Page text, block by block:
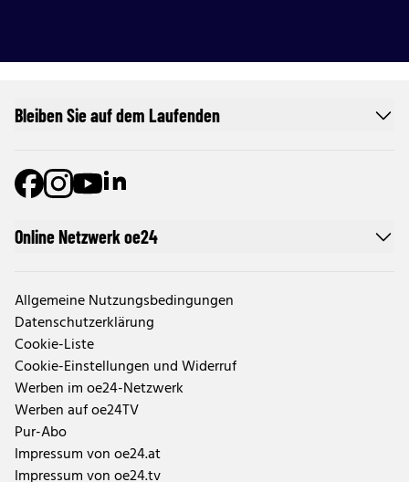
Online Netzwerk oe24
Allgemeine Nutzungsbedingungen
Datenschutzerklärung
Cookie-Liste
Cookie-Einstellungen und Widerruf
Werben im oe24-Netzwerk
Werben auf oe24TV
Pur-Abo
Impressum von oe24.at
Impressum von oe24.tv
Bleiben Sie auf dem Laufenden